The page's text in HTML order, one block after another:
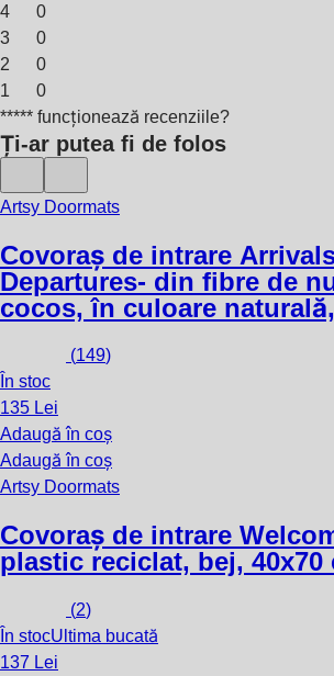
4
0
3
0
2
0
1
0
***** funcționează recenziile?
Ți-ar putea fi de folos
Artsy Doormats
Covoraș de intrare
Departures- din fibre de
cocos, în culoare
(149)
În stoc
135 Lei
Adaugă în coș
Adaugă în coș
Artsy Doormats
Covoraș de intrare
plastic reciclat, bej, 40x70
(2)
În stocUltima bucată
137 Lei